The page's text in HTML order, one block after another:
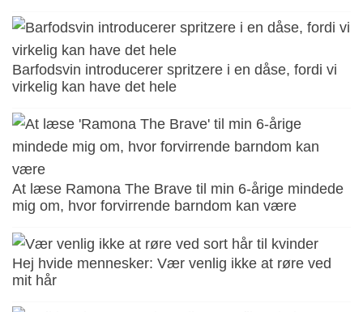
Barfodsvin introducerer spritzere i en dåse, fordi vi
virkelig kan have det hele
At læse Ramona The Brave til min 6-årige mindede
mig om, hvor forvirrende barndom kan være
Hej hvide mennesker: Vær venlig ikke at røre ved
mit hår